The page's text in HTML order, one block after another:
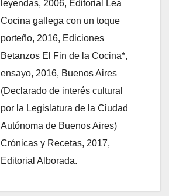
leyendas, 2006, Editorial Lea
Cocina gallega con un toque
porteño, 2016, Ediciones
Betanzos El Fin de la Cocina*,
ensayo, 2016, Buenos Aires
(Declarado de interés cultural
por la Legislatura de la Ciudad
Autónoma de Buenos Aires)
Crónicas y Recetas, 2017,
Editorial Alborada.